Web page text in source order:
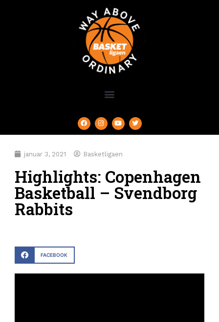
januar 3, 2021 Basketligaen
Highlights: Copenhagen
Basketball – Svendborg
Rabbits
FACEBOOK